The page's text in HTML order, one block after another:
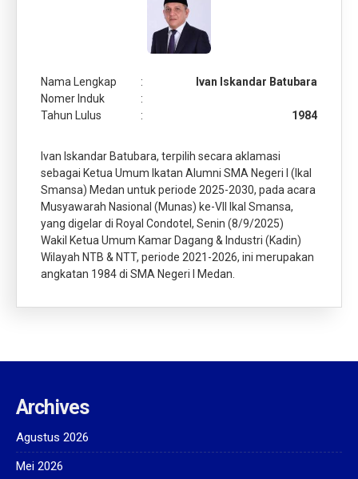
Nama Lengkap :
Ivan Iskandar Batubara
Nomer Induk
:
Tahun Lulus
: 1984
Ivan Iskandar Batubara, terpilih secara aklamasi
sebagai Ketua Umum Ikatan Alumni SMA Negeri I (Ikal
Smansa) Medan untuk periode 2025-2030, pada acara
Musyawarah Nasional (Munas) ke-VII Ikal Smansa,
yang digelar di Royal Condotel, Senin (8/9/2025)
Wakil Ketua Umum Kamar Dagang & Industri (Kadin)
Wilayah NTB & NTT, periode 2021-2026, ini merupakan
angkatan 1984 di SMA Negeri I Medan.
Archives
Agustus 2026
Mei 2026